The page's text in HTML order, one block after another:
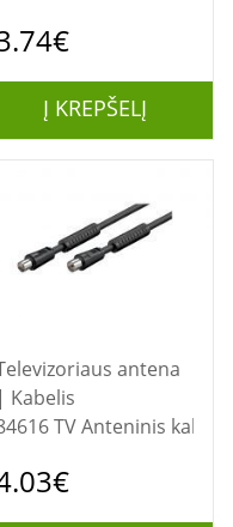
Double
96x0.12, 90DB Length
5.0M, white
Į KREPŠELĮ
antena
| Kabelis
TV Anteninis